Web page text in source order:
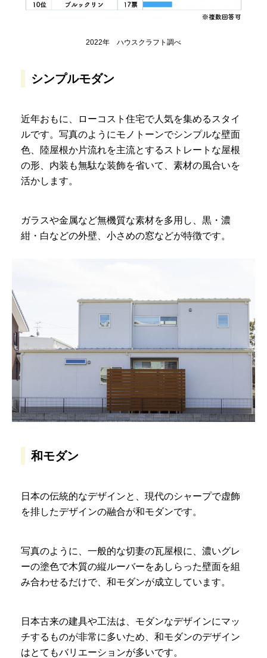
2022年 ハウスクラフト調べ
シンプルモダン
近年おもに、ローコスト住宅で人気を集めるスタイ
ルです。写真のようにモノトーンでシンプルな壁面
色、陸屋根か片流れを主流とするストレートな屋根
の形、内装も無駄な装飾を省いて、素材の風合いを
活かします。
ガラスや金属など無機質な素材を多用し、黒・濃
紺・白などの外壁、小さめの窓などが特徴です。
和モダン
日本の伝統的なデザインと、現代のシャープで虚飾
を排したデザインの融合が和モダンです。
写真のように、一般的な切妻の瓦屋根に、濃いグレ
ーの塗色で木質の縦ルーバーをあしらった壁面を組
み合わせるだけで、和モダンが成立しています。
日本古来の建具や工法は、モダンなデザインにマッ
チするものが非常に多いため、和モダンのデザイン
はとてもバリエーションが多いです。